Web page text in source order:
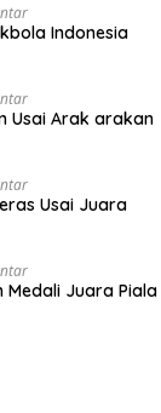
Indonesia
Usai Arak arakan
Usai Juara
Medali Juara Piala